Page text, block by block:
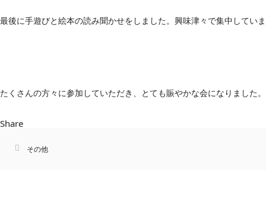
最後に手遊びと絵本の読み聞かせをしました。興味津々で集中してい
たくさんの方々に参加していただき、とても賑やかな会になりました
Share
その他